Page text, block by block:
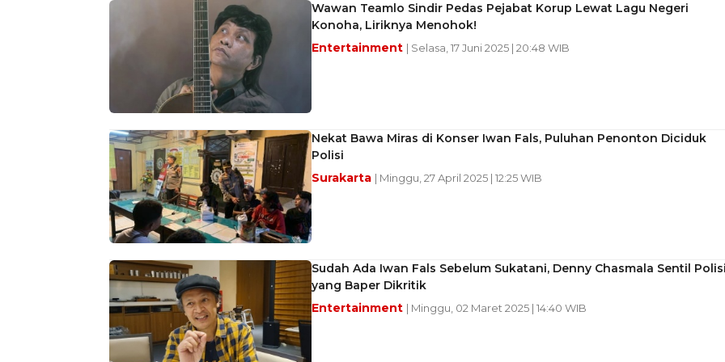
Wawan Teamlo Sindir Pedas Pejabat Korup Lewat Lagu Negeri
Konoha, Liriknya Menohok!
Entertainment | Selasa, 17 Juni 2025 | 20:48 WIB
Nekat Bawa Miras di Konser Iwan Fals, Puluhan Penonton Diciduk
Polisi
Surakarta | Minggu, 27 April 2025 | 12:25 WIB
Sudah Ada Iwan Fals Sebelum Sukatani, Denny Chasmala Sentil
yang Baper Dikritik
Entertainment | Minggu, 02 Maret 2025 | 14:40 WIB